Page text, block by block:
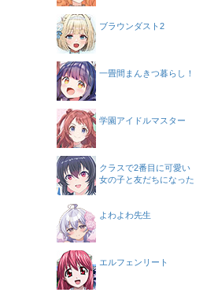
ブラウンダスト2
一畳間まんきつ暮らし！
学園アイドルマスター
クラスで2番目に可愛い
女の子と友だちになった
よわよわ先生
エルフェンリート